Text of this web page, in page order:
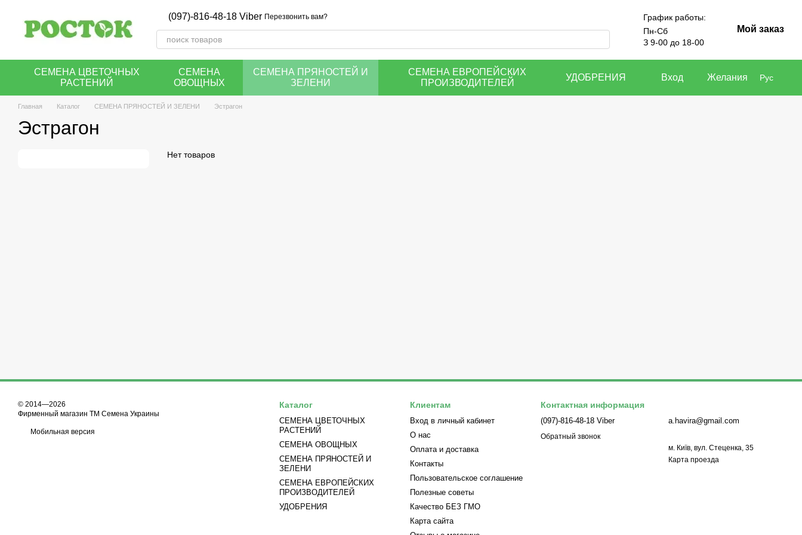
(097)-816-48-18 Viber Перезвонить вам?
График работы:
Пн-Сб
З 9-00 до 18-00
Мой заказ
СЕМЕНА ЦВЕТОЧНЫХ
РАСТЕНИЙ
СЕМЕНА
ОВОЩНЫХ
СЕМЕНА ПРЯНОСТЕЙ И
ЗЕЛЕНИ
СЕМЕНА ЕВРОПЕЙСКИХ
ПРОИЗВОДИТЕЛЕЙ
УДОБРЕНИЯ Вход Желания Рус
Главная Каталог СЕМЕНА ПРЯНОСТЕЙ И ЗЕЛЕНИ Эстрагон
Эстрагон
Нет товаров
© 2014—2026
Фирменный магазин ТМ Семена Украины
Мобильная версия
Каталог
СЕМЕНА ЦВЕТОЧНЫХ
РАСТЕНИЙ
СЕМЕНА ОВОЩНЫХ
СЕМЕНА ПРЯНОСТЕЙ И
ЗЕЛЕНИ
СЕМЕНА ЕВРОПЕЙСКИХ
ПРОИЗВОДИТЕЛЕЙ
УДОБРЕНИЯ
Клиентам
Вход в личный кабинет
О нас
Оплата и доставка
Контакты
Пользовательское соглашение
Полезные советы
Качество БЕЗ ГМО
Карта сайта
Контактная информация
(097)-816-48-18 Viber
Обратный звонок
a.havira@gmail.com
м. Київ, вул. Стеценка, 35
Карта проезда